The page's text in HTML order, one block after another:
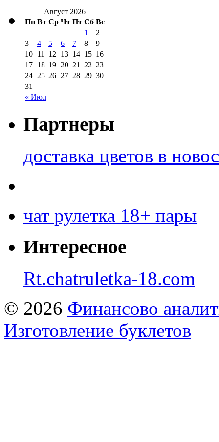
Август 2026
Пн Вт Ср Чт Пт Сб Вс
« Июл
1
2
3
4 5 6 7 8
9
10 11 12 13 14 15 16
17 18 19 20 21 22 23
24 25 26 27 28 29 30
31
Партнеры
доставка цветов в
чат рулетка 18+ пары
Интересное
Rt.chatruletka-18.com
© 2026 Финансово
Изготовление буклетов